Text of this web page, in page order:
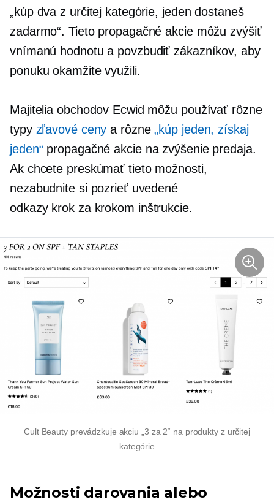
„kúp dva z určitej kategórie, jeden dostaneš
zadarmo“. Tieto propagačné akcie môžu zvýšiť
vnímanú hodnotu a povzbudiť zákazníkov, aby
ponuku okamžite využili.
Majitelia obchodov Ecwid môžu používať rôzne
typy zľavové ceny a rôzne„kúp jeden, získaj
jeden“ propagačné akcie na zvýšenie predaja.
Ak chcete preskúmať tieto možnosti,
nezabudnite si pozrieť uvedené
odkazy krok za krokom inštrukcie.
Cult Beauty prevádzkuje akciu „3 za 2“ na produkty z určitej
kategórie
Možnosti darovania alebo